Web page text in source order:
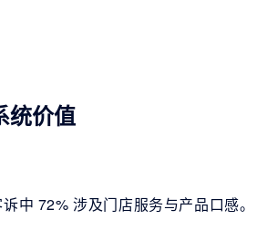
统价值
中 72% 涉及门店服务与产品口感。